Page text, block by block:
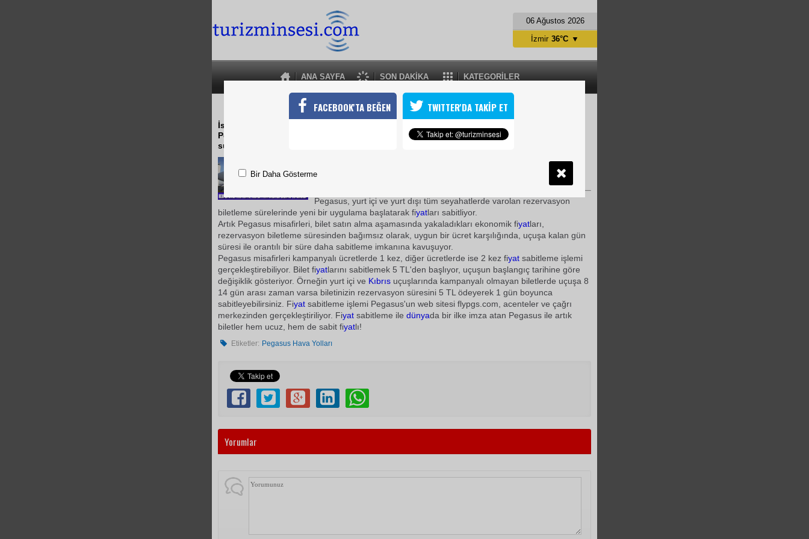
06 Ağustos 2026
ANA SAYFA SON DAKİKA KATEGORİLER
İzmir 36°C ▼
PEGASUSTAN DÜNYADA BİR İLK!
İstanbul, 25 Ağustos 2010  Türkiye'nin herkesi uçuran genç ve dinamik hava yolu şirketi
Pegasus Hava Yolları, misafirlerine dünyada eşi benzeri görülmemiş bir yenilik daha
sunuyor.
TURİZMİN SESİ
Pegasus, yurt içi ve yurt dışı tüm seyahatlerde varolan rezervasyon
biletleme sürelerinde yeni bir uygulama başlatarak fiyatları sabitliyor.
Artık Pegasus misafirleri, bilet satın alma aşamasında yakaladıkları ekonomik fiyatları,
rezervasyon biletleme süresinden bağımsız olarak, uygun bir ücret karşılığında, uçuşa kalan gün
süresi ile orantılı bir süre daha sabitleme imkanına kavuşuyor.
Pegasus misafirleri kampanyalı ücretlerde 1 kez, diğer ücretlerde ise 2 kez fiyat sabitleme işlemi
gerçekleştirebiliyor. Bilet fiyatlarını sabitlemek 5 TL'den başlıyor, uçuşun başlangıç tarihine göre
değişiklik gösteriyor. Örneğin yurt içi ve Kıbrıs uçuşlarında kampanyalı olmayan biletlerde uçuşa 8 
14 gün arası zaman varsa biletinizin rezervasyon süresini 5 TL ödeyerek 1 gün boyunca
sabitleyebilirsiniz. Fiyat sabitleme işlemi Pegasus'un web sitesi flypgs.com, acenteler ve çağrı
merkezinden gerçekleştiriliyor. Fiyat sabitleme ile dünyada bir ilke imza atan Pegasus ile artık
biletler hem ucuz, hem de sabit fiyatlı!
Etiketler: Pegasus Hava Yolları
Yorumlar
FACEBOOK'TA BEĞEN TWITTER'DA TAKİP ET
Bir Daha Gösterme